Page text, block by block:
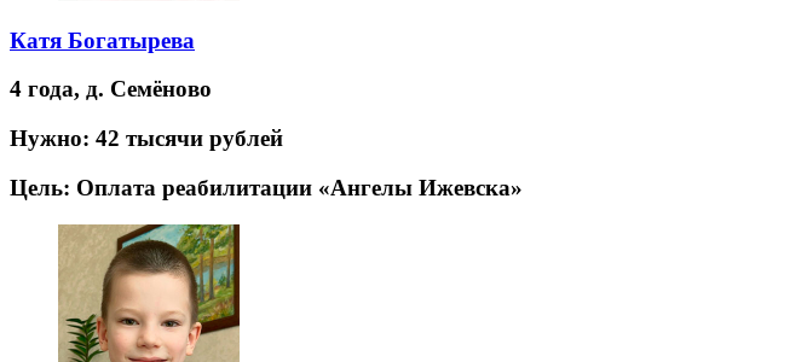
Катя Богатырева
4 года, д. Семёново
Нужно: 42 тысячи рублей
Цель: Оплата реабилитации «Ангелы Ижевска»